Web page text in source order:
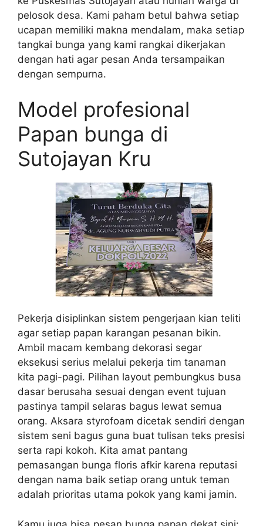
pelosok desa. Kami paham betul bahwa setiap
ucapan memiliki makna mendalam, maka setiap
tangkai bunga yang kami rangkai dikerjakan
dengan hati agar pesan Anda tersampaikan
dengan sempurna.
Model profesional
Papan bunga di
Sutojayan Kru
Pekerja disiplinkan sistem pengerjaan kian teliti
agar setiap papan karangan pesanan bikin.
Ambil macam kembang dekorasi segar
eksekusi serius melalui pekerja tim tanaman
kita pagi-pagi. Pilihan layout pembungkus busa
dasar berusaha sesuai dengan event tujuan
pastinya tampil selaras bagus lewat semua
orang. Aksara styrofoam dicetak sendiri dengan
sistem seni bagus guna buat tulisan teks presisi
serta rapi kokoh. Kita amat pantang
pemasangan bunga floris afkir karena reputasi
dengan nama baik setiap orang untuk teman
adalah prioritas utama pokok yang kami jamin.